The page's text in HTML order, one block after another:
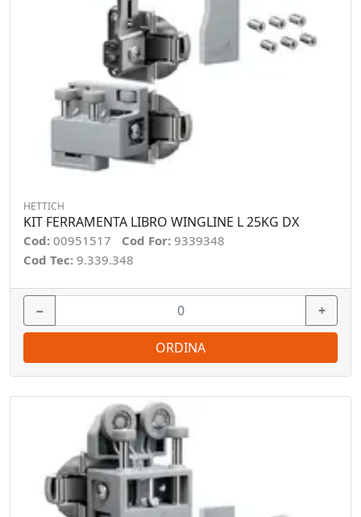
HETTICH
KIT FERRAMENTA LIBRO WINGLINE L 25KG DX
Cod: 00951517 Cod For: 9339348
Cod Tec: 9.339.348
− +
ORDINA